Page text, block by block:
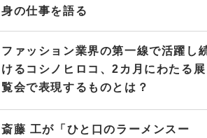
身の仕事を語る
ファッション業界の第一線で活躍し
けるコシノヒロコ、2カ月にわたる展
覧会で表現するものとは？
斎藤 工が「ひと口のラーメンスー